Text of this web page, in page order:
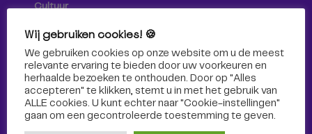
Cultuur
Sport
Wij gebruiken cookies! 🍪
We gebruiken cookies op onze website om u de meest
relevante ervaring te bieden door uw voorkeuren en
herhaalde bezoeken te onthouden. Door op "Alles
accepteren" te klikken, stemt u in met het gebruik van
ALLE cookies. U kunt echter naar "Cookie-instellingen"
gaan om een ​​gecontroleerde toestemming te geven.